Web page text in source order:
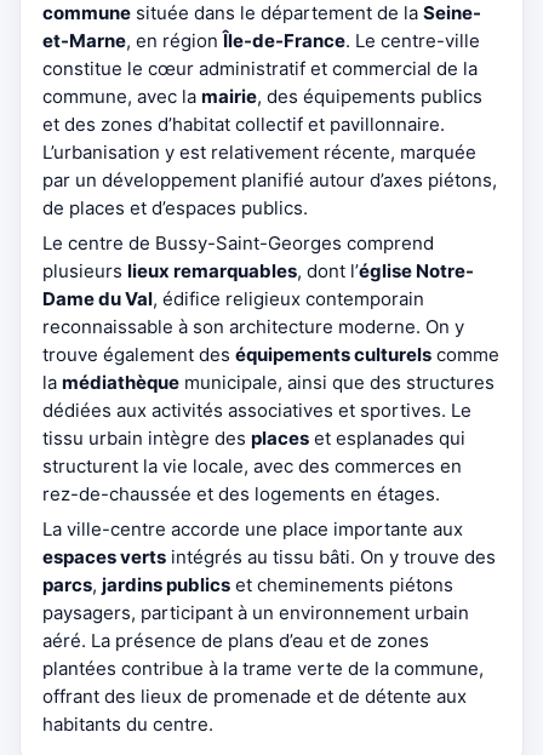
commune située dans le département de la Seine-
et-Marne, en régionÎle-de-France. Le centre-ville
constitue le cœur administratif et commercial de la
commune, avec la mairie, des équipements publics
et des zones d’habitat collectif et pavillonnaire.
L’urbanisation y est relativement récente, marquée
par un développement planifié autour d’axes piétons,
de places et d’espaces publics.
Le centre de Bussy-Saint-Georges comprend
plusieurs lieux remarquables, dont l’église Notre-
Dame du Val, édifice religieux contemporain
reconnaissable à son architecture moderne. On y
trouve également des équipements culturels comme
la médiathèque municipale, ainsi que des structures
dédiées aux activités associatives et sportives. Le
tissu urbain intègre des places et esplanades qui
structurent la vie locale, avec des commerces en
rez-de-chaussée et des logements en étages.
La ville-centre accorde une place importante aux
espaces verts intégrés au tissu bâti. On y trouve des
parcs, jardins publics et cheminements piétons
paysagers, participant à un environnement urbain
aéré. La présence de plans d’eau et de zones
plantées contribue à la trame verte de la commune,
offrant des lieux de promenade et de détente aux
habitants du centre.